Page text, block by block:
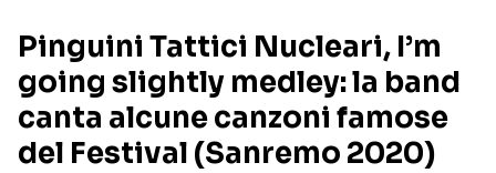
RECENSIONI MUSICALI
INTERVISTE
GOSSIP E CURIOSITÀ
TESTI CANZONI
TOUR ED EVENTI
TALENT SHOW
Pinguini Tattici Nucleari, I’m
going slightly medley: la band
canta alcune canzoni famose
del Festival (Sanremo 2020)